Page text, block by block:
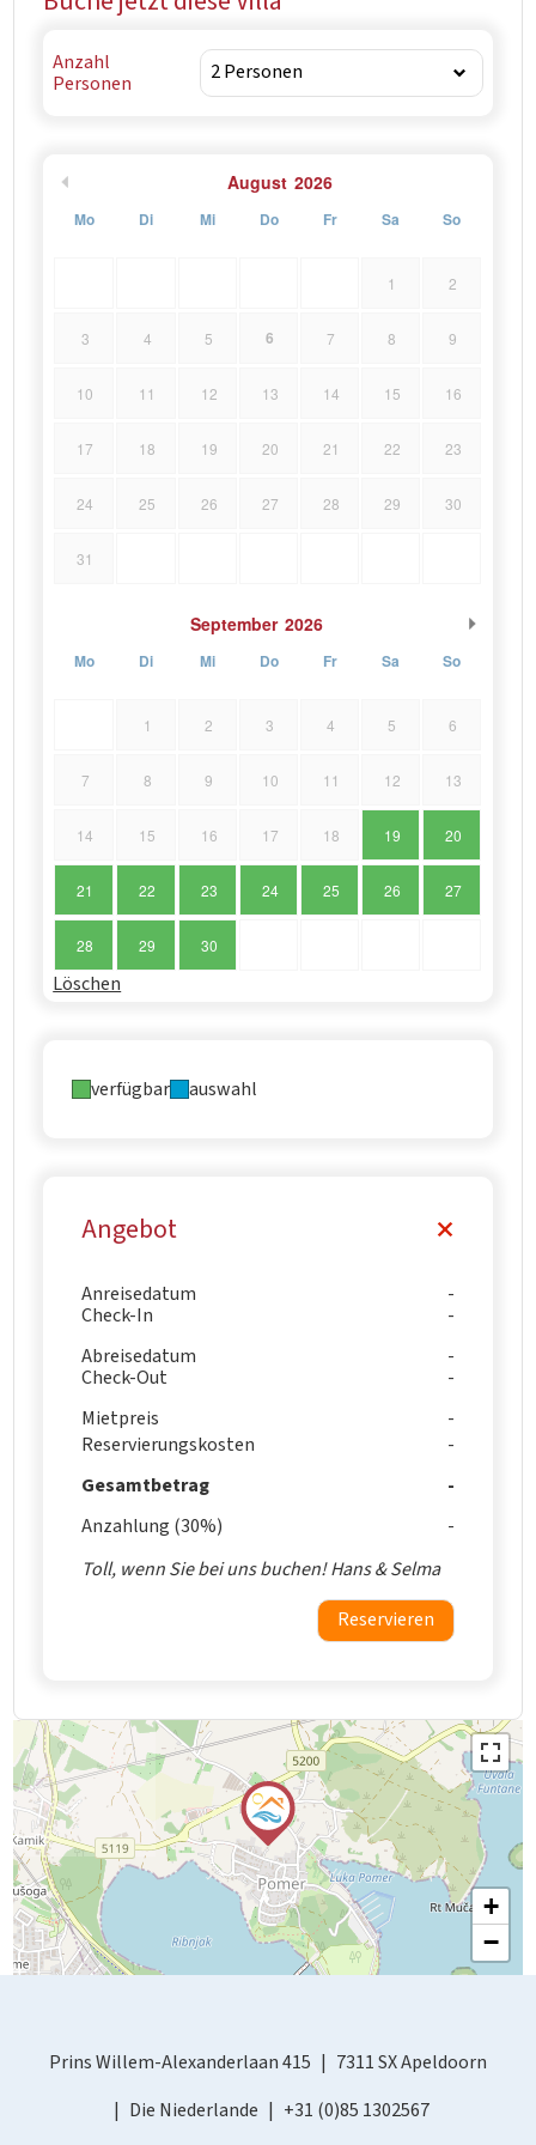
Anzahl
Personen
August 2026
Mo Di Mi Do Fr Sa So
1 2
3 4 5 6 7 8 9
10 11 12 13 14 15 16
17 18 19 20 21 22 23
24 25 26 27 28 29 30
31
September 2026
Mo Di Mi Do Fr Sa So
1 2 3 4 5 6
7 8 9 10 11 12 13
14 15 16 17 18 19 20
21 22 23 24 25 26 27
28 29 30
Löschen
verfügbar auswahl
Angebot
Anreisedatum
Check-In
Abreisedatum
Check-Out
Mietpreis
Reservierungskosten
Gesamtbetrag
Anzahlung (30%)
Toll, wenn Sie bei uns buchen! Hans & Selma
Reservieren
+
−
Prins Willem-Alexanderlaan 415
7311 SX Apeldoorn
Die Niederlande
+31 (0)85 1302567